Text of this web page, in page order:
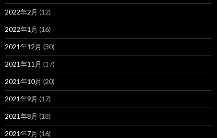
2022年2月 (12)
2022年1月 (16)
2021年12月 (30)
2021年11月 (17)
2021年10月 (20)
2021年9月 (17)
2021年8月 (18)
2021年7月 (16)